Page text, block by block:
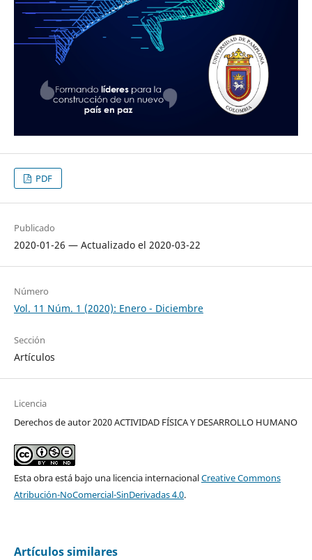
PDF
Publicado
2020-01-26 — Actualizado el 2020-03-22
Número
Vol. 11 Núm. 1 (2020): Enero - Diciembre
Sección
Artículos
Licencia
Derechos de autor 2020 ACTIVIDAD FÍSICA Y DESARROLLO HUMANO
Esta obra está bajo una licencia internacionalCreative Commons
Atribución-NoComercial-SinDerivadas 4.0.
Artículos similares